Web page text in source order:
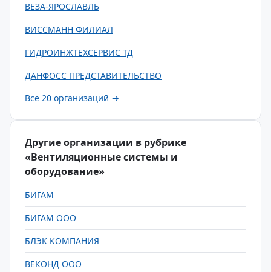
ВЕЗА-ЯРОСЛАВЛЬ
ВИССМАНН ФИЛИАЛ
ГИДРОИНЖТЕХСЕРВИС ТД
ДАНФОСС ПРЕДСТАВИТЕЛЬСТВО
Все 20 организаций →
Другие организации в рубрике
«Вентиляционные системы и
оборудование»
БИГАМ
БИГАМ ООО
БЛЭК КОМПАНИЯ
ВЕКОНД ООО